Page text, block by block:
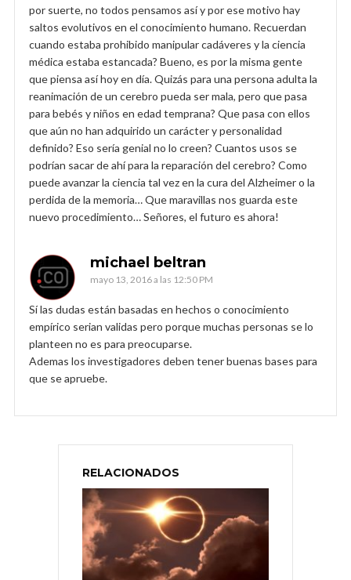
por suerte, no todos pensamos así y por ese motivo hay
saltos evolutivos en el conocimiento humano. Recuerdan
cuando estaba prohibido manipular cadáveres y la ciencia
médica estaba estancada? Bueno, es por la misma gente
que piensa así hoy en día. Quizás para una persona adulta la
reanimación de un cerebro pueda ser mala, pero que pasa
para bebés y niños en edad temprana? Que pasa con ellos
que aún no han adquirido un carácter y personalidad
definido? Eso sería genial no lo creen? Cuantos usos se
podrían sacar de ahí para la reparación del cerebro? Como
puede avanzar la ciencia tal vez en la cura del Alzheimer o la
perdida de la memoria… Que maravillas nos guarda este
nuevo procedimiento… Señores, el futuro es ahora!
michael beltran
mayo 13, 2016 a las 12:50 PM
Sí las dudas están basadas en hechos o conocimiento
empírico serian validas pero porque muchas personas se lo
planteen no es para preocuparse.
Ademas los investigadores deben tener buenas bases para
que se apruebe.
RELACIONADOS